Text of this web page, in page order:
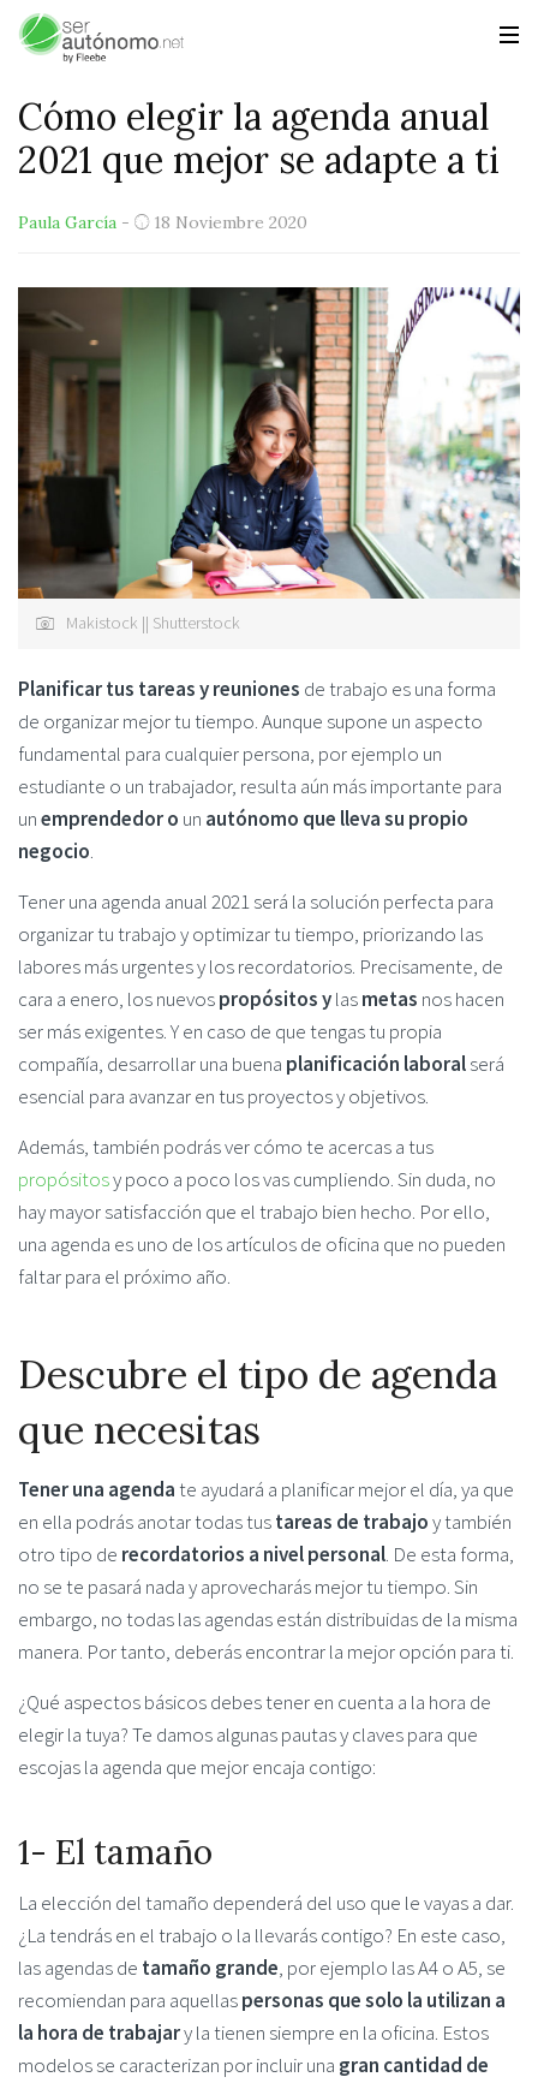
Cómo elegir la agenda anual
2021 que mejor se adapte a ti
Paula García - 18 Noviembre 2020
Makistock || Shutterstock
Planificar tus tareas y reuniones de trabajo es una forma
de organizar mejor tu tiempo. Aunque supone un aspecto
fundamental para cualquier persona, por ejemplo un
estudiante o un trabajador, resulta aún más importante para
unemprendedor o un autónomo que lleva su propio
negocio.
Tener una agenda anual 2021 será la solución perfecta para
organizar tu trabajo y optimizar tu tiempo, priorizando las
labores más urgentes y los recordatorios. Precisamente, de
cara a enero, los nuevospropósitos ylasmetas nos hacen
ser más exigentes. Y en caso de que tengas tu propia
compañía, desarrollar una buena planificación laboralserá
esencial para avanzar en tus proyectos y objetivos.
Además, también podrás ver cómo te acercas a tus
propósitosy poco a poco los vas cumpliendo. Sin duda, no
hay mayor satisfacción que el trabajo bien hecho. Por ello,
una agenda es uno de los artículos de oficina que no pueden
faltar para el próximo año.
Descubre el tipo de agenda
que necesitas
Tener una agendate ayudará a planificar mejor el día, ya que
en ella podrás anotar todas tustareas de trabajoy también
otro tipo de recordatorios a nivel personal. De esta forma,
no se te pasará nada y aprovecharás mejor tu tiempo. Sin
embargo, no todas las agendas están distribuidas de la misma
manera. Por tanto, deberás encontrar la mejor opción para ti.
¿Qué aspectos básicos debes tener en cuenta a la hora de
elegir la tuya? Te damos algunas pautas y claves para que
escojas la agenda que mejor encaja contigo:
1- El tamaño
La elección del tamaño dependerá del uso que le vayas a dar.
¿La tendrás en el trabajo o la llevarás contigo? En este caso,
las agendas de tamaño grande, por ejemplo las A4 o A5, se
recomiendan para aquellaspersonas que solo la utilizan a
la hora de trabajary la tienen siempre en la oficina. Estos
modelos se caracterizan por incluir una gran cantidad de